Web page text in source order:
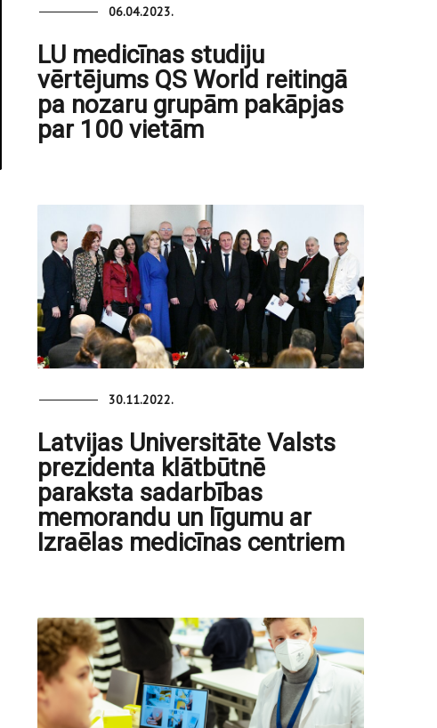
06.04.2023.
LU medicīnas studiju
vērtējums QS World reitingā
pa nozaru grupām pakāpjas
par 100 vietām
30.11.2022.
Latvijas Universitāte Valsts
prezidenta klātbūtnē
paraksta sadarbības
memorandu un līgumu ar
Izraēlas medicīnas centriem